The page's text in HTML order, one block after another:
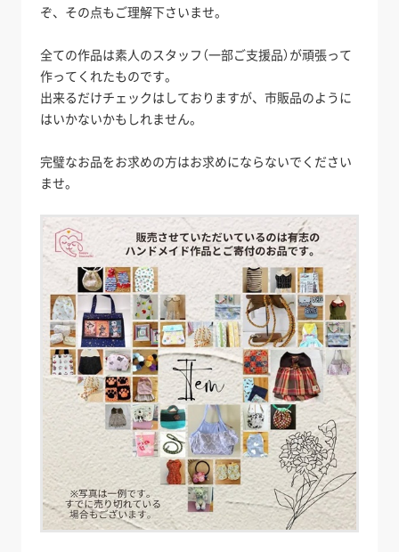
ぞ、その点もご理解下さいませ。
全ての作品は素人のスタッフ（一部ご支援品）が頑張って
作ってくれたものです。
出来るだけチェックはしておりますが、市販品のように
はいかないかもしれません。
完璧なお品をお求めの方はお求めにならないでください
ませ。